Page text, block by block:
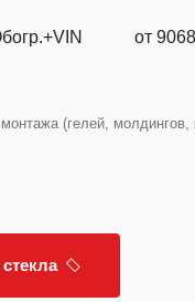
от
(гелей,